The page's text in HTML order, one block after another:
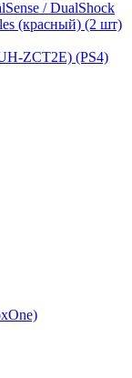
/ DualShock
(красный) (2 шт)
ZCT2E) (PS4)